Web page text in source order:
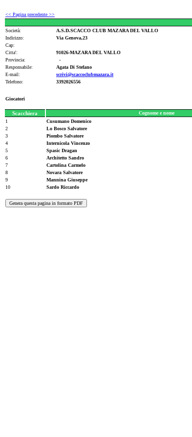
<< Pagina precedente >>
Società:
A.S.D.SCACCO CLUB MAZARA DEL VALLO
Indirizzo:
Via Genova,23
Cap:
Citta':
91026-MAZARA DEL VALLO
Provincia:
-
Responsabile:
Agata Di Stefano
E-mail:
scrivi@scaccoclubmazara.it
Telefono:
3392026556
Giocatori
Scacchiera Cognome e nome
1
Cusumano Domenico
2
Lo Bosco Salvatore
3
Piombo Salvatore
4
Internicola Vincenzo
5
Spasic Dragan
6
Architetto Sandro
7
Cartolina Carmelo
8
Novara Salvatore
9
Mannina Giuseppe
10
Sardo Riccardo